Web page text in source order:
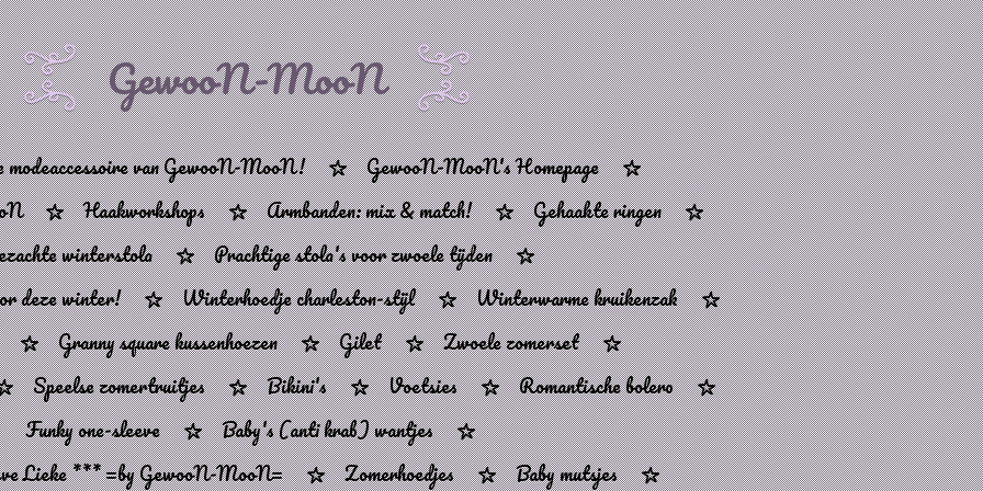
GewooN-MooN
modeaccessoire van GewooN-MooN!
GewooN-MooN's Homepage
Haakworkshops Armbanden: mix & match!
Gehaakte ringen
winterstola
Prachtige stola's voor zwoele tijden
deze winter!
Winterhoedje charleston-stijl
Winterwarme kruikenzak
Granny square kussenhoezen Gilet
Zwoele zomerset
Speelse zomertruitjes Bikini's Voetsies
Romantische bolero
Funky one-sleeve
Baby's (anti krab) wantjes
Lieke *** =by GewooN-MooN=
Zomerhoedjes
Baby mutsjes